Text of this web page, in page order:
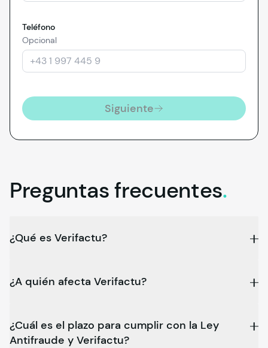
Teléfono
Opcional
Siguiente
Preguntas frecuentes.
¿Qué es Verifactu?
¿A quién afecta Verifactu?
¿Cuál es el plazo para cumplir con la Ley
Antifraude y Verifactu?